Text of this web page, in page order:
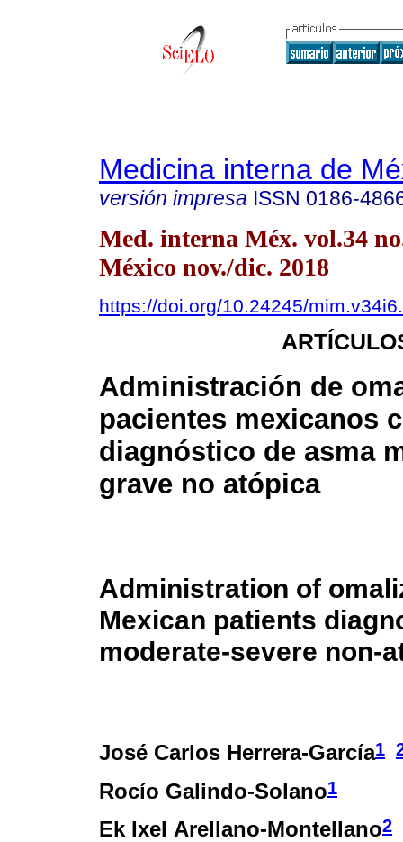
Medicina interna de
versión impresa ISSN 0186-
Med. interna Méx. vol.34
México nov./dic. 2018
https://doi.org/10.24245/
Administración de
pacientes mexicanos
diagnóstico de asma
grave no atópica
Administration of
Mexican patients
moderate-severe non-
José Carlos Herrera-García1
Rocío Galindo-Solano1
Ek Ixel Arellano-Montellano2